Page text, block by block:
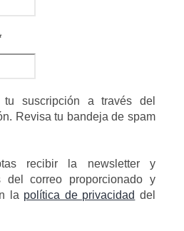
tu suscripción a través del
Revisa tu bandeja de spam
recibir la newsletter y
del correo proporcionado y
la política de privacidad del